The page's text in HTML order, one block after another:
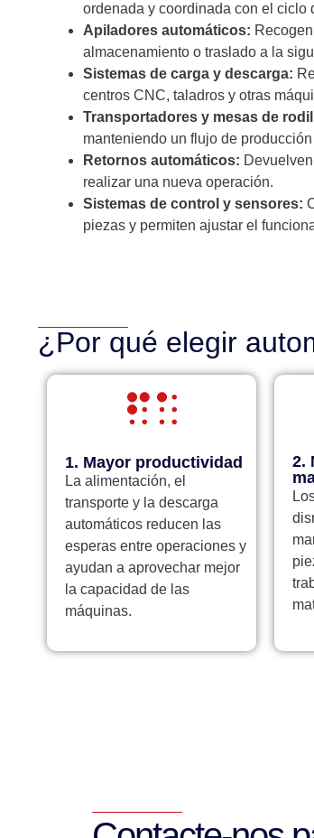
ordenada y coordinada con el ciclo
Apiladores automáticos:
almacenamiento o traslado a la
Sistemas de carga y descarga:
centros CNC, taladros y otras
Transportadores y mesas de
manteniendo un flujo de
Retornos automáticos:
realizar una nueva operación.
Sistemas de control y sensores:
piezas y permiten ajustar el
¿Por qué elegir
1. Mayor productividad
La alimentación, el
transporte y la descarga
automáticos reducen las
esperas entre operaciones y
ayudan a aprovechar mejor
la capacidad de las
máquinas.
2.